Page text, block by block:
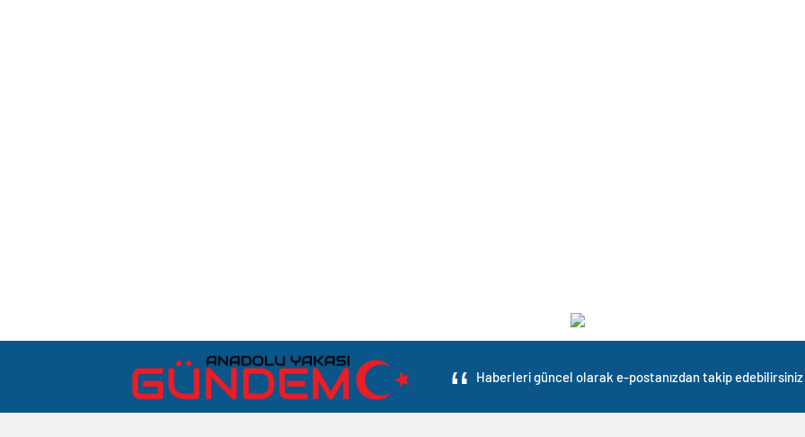
Haberleri güncel olarak e-postanızdan takip edebilirsiniz